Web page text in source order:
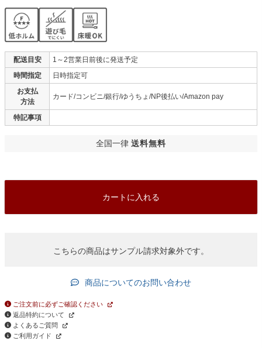
カートに入れる
配送目安
1～2営業日前後に発送予定
時間指定
日時指定可
お支払
方法
カード/コンビニ/銀行/ゆうちょ/NP後払い/Amazon pay
特記事項
全国一律 送料無料
こちらの商品はサンプル請求対象外です。
商品についてのお問い合わせ
ご注文前に必ずご確認ください
返品特約について
よくあるご質問
ご利用ガイド